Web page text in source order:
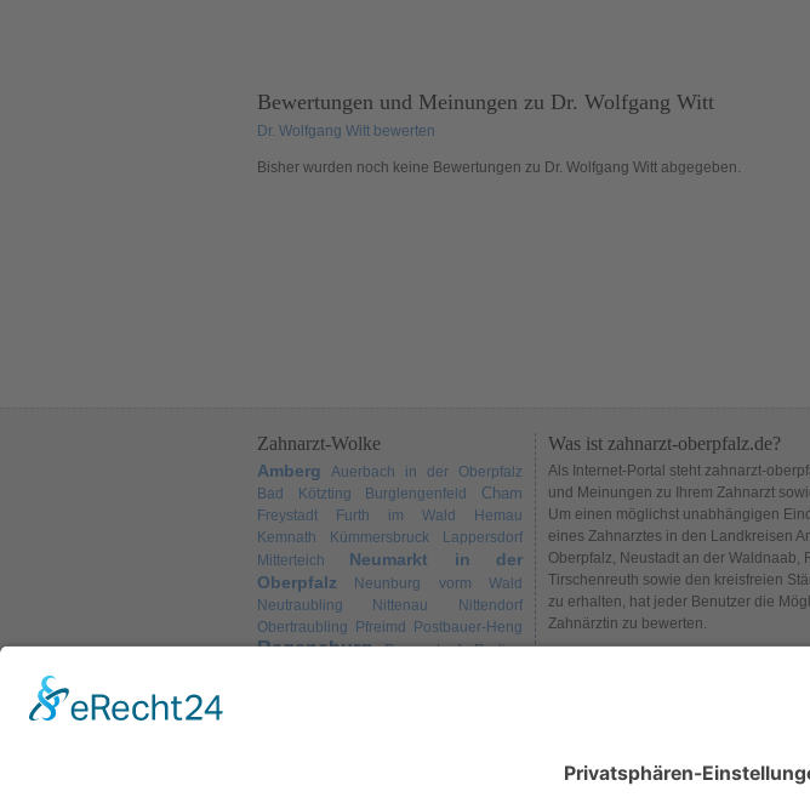
Bewertungen und Meinungen zu Dr. Wolfgang Witt
Dr. Wolfgang Witt bewerten
Bisher wurden noch keine Bewertungen zu Dr. Wolfgang Witt abgegeben.
Zahnarzt-Wolke
Amberg
Auerbach in der Oberpfalz
Bad Kötzting
Burglengenfeld Cham
Freystadt Furth im Wald
Hemau
Kemnath
Kümmersbruck
Lappersdorf
Mitterteich
Neumarkt in der
Oberpfalz
Neunburg vorm Wald
Neutraubling
Nittenau
Nittendorf
Obertraubling
Pfreimd Postbauer-Heng
Regensburg Regenstauf Roding
Was ist zahnarzt-oberpfalz.de?
Als Internet-Portal steht zahnarzt-
und Meinungen zu Ihrem Zahnarzt
Um einen möglichst unabhängigen
eines Zahnarztes in den Landkreisen
Oberpfalz, Neustadt an der Waldnaab,
Tirschenreuth sowie den kreisfreien
zu erhalten, hat jeder Benutzer die
Zahnärztin zu bewerten.